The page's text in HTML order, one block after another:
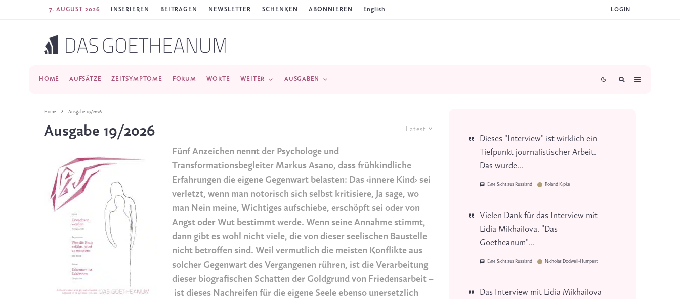
7. AUGUST 2026 INSERIEREN BEITRAGEN NEWSLETTER SCHENKEN ABONNIEREN English LOGIN
HOME AUFSÄTZE ZEITSYMPTOME FORUM WORTE WEITER AUSGABEN
Home Ausgabe 19/2026
Latest
Ausgabe 19/2026
Fünf Anzeichen nennt der Psychologe und
Transformationsbegleiter Markus Asano, dass frühkindliche
Erfahrungen die eigene Gegenwart belasten: Das ‹innere Kind› sei
verletzt, wenn man notorisch sich selbst kritisiere, Ja sage, wo
man Nein meine, Wichtiges aufschiebe, erschöpft sei oder von
Angst oder Wut bestimmt werde. Wenn seine Annahme stimmt,
dann gibt es wohl nicht viele, die von dieser seelischen Baustelle
nicht betroffen sind. Weil vermutlich die meisten Konflikte aus
solcher Gegenwart des Vergangenen rühren, ist die Verarbeitung
dieser biografischen Schatten der Goldgrund von Friedensarbeit –
ist dieses Nachreifen für die eigene Seele ebenso unersetzlich
Dieses "Interview" ist wirklich ein
Tiefpunkt journalistischer Arbeit.
Das wurde...
Eine Sicht aus Russland Roland Kipke
Vielen Dank für das Interview mit
Lidia Mikhailova. "Das
Goetheanum"...
Eine Sicht aus Russland Nicholas Dodwell-Humpert
Das Interview mit Lidia Mikhailova